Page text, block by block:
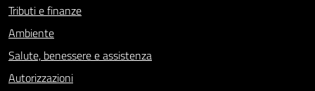
Tributi e finanze
Ambiente
Salute, benessere e assistenza
Autorizzazioni